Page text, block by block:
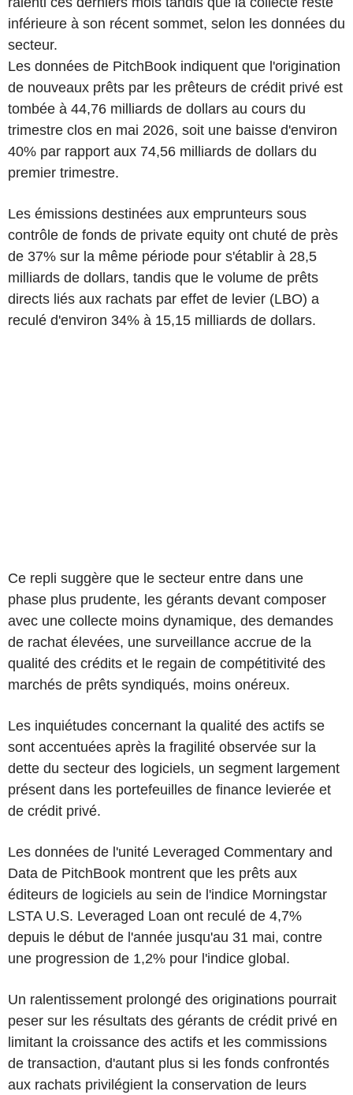
inférieure à son récent sommet, selon les données du
secteur.
Les données de PitchBook indiquent que l'origination
de nouveaux prêts par les prêteurs de crédit privé est
tombée à 44,76 milliards de dollars au cours du
trimestre clos en mai 2026, soit une baisse d'environ
40% par rapport aux 74,56 milliards de dollars du
premier trimestre.
Les émissions destinées aux emprunteurs sous
contrôle de fonds de private equity ont chuté de près
de 37% sur la même période pour s'établir à 28,5
milliards de dollars, tandis que le volume de prêts
directs liés aux rachats par effet de levier (LBO) a
reculé d'environ 34% à 15,15 milliards de dollars.
Ce repli suggère que le secteur entre dans une
phase plus prudente, les gérants devant composer
avec une collecte moins dynamique, des demandes
de rachat élevées, une surveillance accrue de la
qualité des crédits et le regain de compétitivité des
marchés de prêts syndiqués, moins onéreux.
Les inquiétudes concernant la qualité des actifs se
sont accentuées après la fragilité observée sur la
dette du secteur des logiciels, un segment largement
présent dans les portefeuilles de finance levierée et
de crédit privé.
Les données de l'unité Leveraged Commentary and
Data de PitchBook montrent que les prêts aux
éditeurs de logiciels au sein de l'indice Morningstar
LSTA U.S. Leveraged Loan ont reculé de 4,7%
depuis le début de l'année jusqu'au 31 mai, contre
une progression de 1,2% pour l'indice global.
Un ralentissement prolongé des originations pourrait
peser sur les résultats des gérants de crédit privé en
limitant la croissance des actifs et les commissions
de transaction, d'autant plus si les fonds confrontés
aux rachats privilégient la conservation de leurs